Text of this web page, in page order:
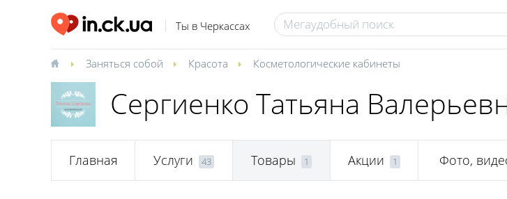
Ты в Черкассах
Заняться собой Красота Косметологические кабинеты
Сергиенко Татьяна
Главная Услуги 43 Товары 1 Акции 1 Фото,